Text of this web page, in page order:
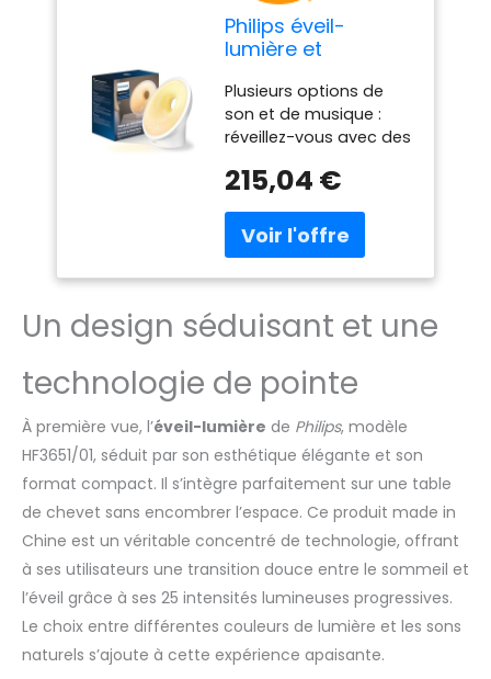
Philips éveil-
lumière et
25 intensités
lumineuses, sons
et musiques
multiples, fonction
de relaxation et de
respiration,
Plastique, Blanc
(modèle
HF3651/01)
Plusieurs options de
son et de musique :
réveillez-vous avec des
musique ambiante ou
radio préférée Fonction
lumière nocturne :
produit un éclairage
pour vous guider dans
l'obscurité Avec
RelaxBreathe pour vous
aider à vous endormir :
suivre l'un des sept
rythmes d'intensité
lumineuse ou de son
Plusieurs réglages de
luminosité :
sélectionnez le niveau
de luminosité qui vous
convient Répétition de
l'alarme par
tapotement : tapotez
le dessus de l'Éveil
215,04 €
Un design séduisant et une
technologie de pointe
À première vue, l’éveil-lumière de Philips, modèle
HF3651/01, séduit par son esthétique élégante et son
format compact. Il s’intègre parfaitement sur une table
de chevet sans encombrer l’espace. Ce produit made in
Chine est un véritable concentré de technologie, offrant
à ses utilisateurs une transition douce entre le sommeil et
l’éveil grâce à ses 25 intensités lumineuses progressives.
Le choix entre différentes couleurs de lumière et les sons
naturels s’ajoute à cette expérience apaisante.